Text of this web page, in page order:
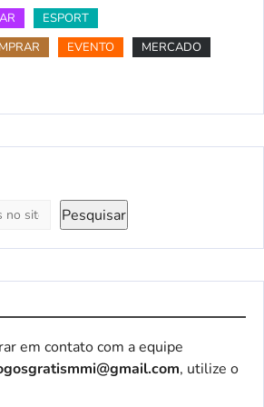
ESPORT
EVENTO
MERCADO
Pesquisar
em contato com a equipe
, utilize o